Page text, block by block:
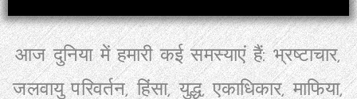
आज दुनिया में हमारी कई समस्याएं हैं: भ्रष्टाचार,
जलवायु परिवर्तन, हिंसा, युद्ध, एकाधिकार, माफिया,